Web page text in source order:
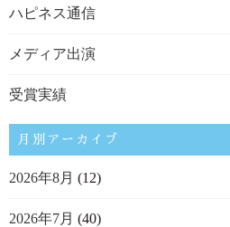
ハピネス通信
メディア出演
受賞実績
月別アーカイブ
2026年8月 (12)
2026年7月 (40)